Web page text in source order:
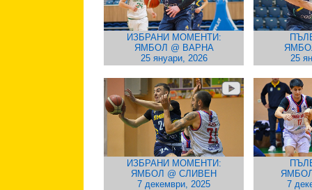
ИЗБРАНИ МОМЕНТИ:
ЯМБОЛ @ ВАРНА
25 януари, 2026
25
ИЗБРАНИ МОМЕНТИ:
ЯМБОЛ @ СЛИВЕН
7 декември, 2025
7